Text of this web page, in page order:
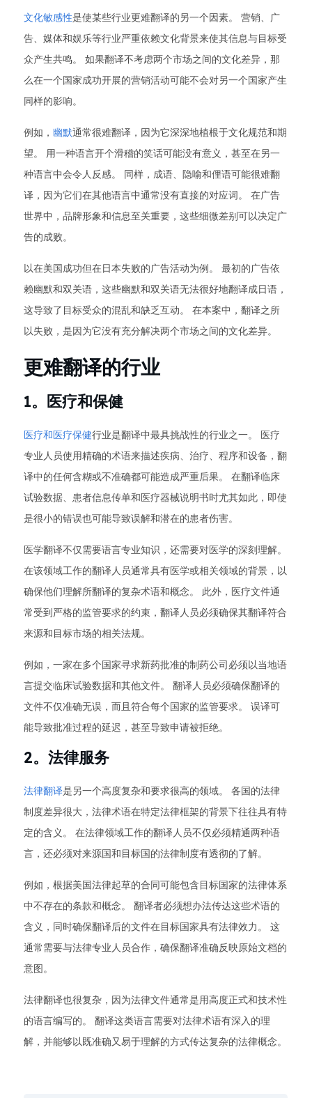
文化敏感性是使某些行业更难翻译的另一个因素。 营销、广
告、媒体和娱乐等行业严重依赖文化背景来使其信息与目标受
众产生共鸣。 如果翻译不考虑两个市场之间的文化差异，那
么在一个国家成功开展的营销活动可能不会对另一个国家产生
同样的影响。
例如， 幽默通常很难翻译，因为它深深地植根于文化规范和期
望。 用一种语言开个滑稽的笑话可能没有意义，甚至在另一
种语言中会令人反感。 同样，成语、隐喻和俚语可能很难翻
译，因为它们在其他语言中通常没有直接的对应词。 在广告
世界中，品牌形象和信息至关重要，这些细微差别可以决定广
告的成败。
以在美国成功但在日本失败的广告活动为例。 最初的广告依
赖幽默和双关语，这些幽默和双关语无法很好地翻译成日语，
这导致了目标受众的混乱和缺乏互动。 在本案中，翻译之所
以失败，是因为它没有充分解决两个市场之间的文化差异。
更难翻译的行业
1。医疗和保健
医疗和医疗保健行业是翻译中最具挑战性的行业之一。 医疗
专业人员使用精确的术语来描述疾病、治疗、程序和设备，翻
译中的任何含糊或不准确都可能造成严重后果。 在翻译临床
试验数据、患者信息传单和医疗器械说明书时尤其如此，即使
是很小的错误也可能导致误解和潜在的患者伤害。
医学翻译不仅需要语言专业知识，还需要对医学的深刻理解。
在该领域工作的翻译人员通常具有医学或相关领域的背景，以
确保他们理解所翻译的复杂术语和概念。 此外，医疗文件通
常受到严格的监管要求的约束，翻译人员必须确保其翻译符合
来源和目标市场的相关法规。
例如，一家在多个国家寻求新药批准的制药公司必须以当地语
言提交临床试验数据和其他文件。 翻译人员必须确保翻译的
文件不仅准确无误，而且符合每个国家的监管要求。 误译可
能导致批准过程的延迟，甚至导致申请被拒绝。
2。法律服务
法律翻译是另一个高度复杂和要求很高的领域。 各国的法律
制度差异很大，法律术语在特定法律框架的背景下往往具有特
定的含义。 在法律领域工作的翻译人员不仅必须精通两种语
言，还必须对来源国和目标国的法律制度有透彻的了解。
例如，根据美国法律起草的合同可能包含目标国家的法律体系
中不存在的条款和概念。 翻译者必须想办法传达这些术语的
含义，同时确保翻译后的文件在目标国家具有法律效力。 这
通常需要与法律专业人员合作，确保翻译准确反映原始文档的
意图。
法律翻译也很复杂，因为法律文件通常是用高度正式和技术性
的语言编写的。 翻译这类语言需要对法律术语有深入的理
解，并能够以既准确又易于理解的方式传达复杂的法律概念。